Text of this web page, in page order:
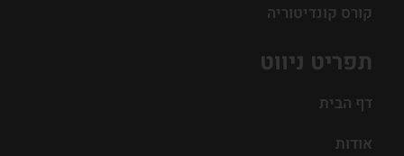
תפריט ניווט
דף הבית
אודות
קורס קונדיטוריה